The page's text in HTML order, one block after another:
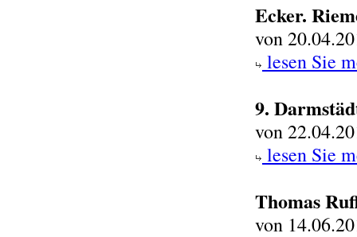
Ecker.
von
lesen Sie
9.
von
lesen Sie
Thomas
von